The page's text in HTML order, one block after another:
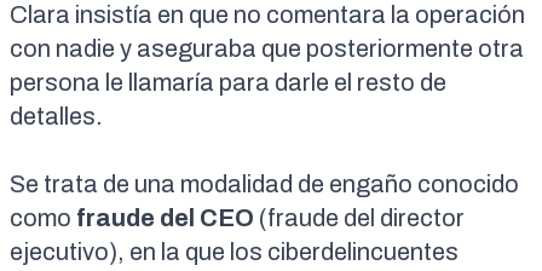
Clara insistía en que no comentara la operación
con nadie y aseguraba que posteriormente otra
persona le llamaría para darle el resto de
detalles.
Se trata de una modalidad de engaño conocido
como fraude del CEO (fraude del director
ejecutivo), en la que los ciberdelincuentes